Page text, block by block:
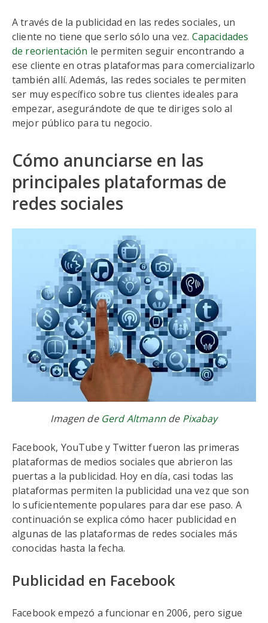
A través de la publicidad en las redes sociales, un
cliente no tiene que serlo sólo una vez. Capacidades
de reorientación le permiten seguir encontrando a
ese cliente en otras plataformas para comercializarlo
también allí. Además, las redes sociales te permiten
ser muy específico sobre tus clientes ideales para
empezar, asegurándote de que te diriges solo al
mejor público para tu negocio.
Cómo anunciarse en las
principales plataformas de
redes sociales
Imagen de Gerd Altmannde Pixabay
Facebook, YouTube y Twitter fueron las primeras
plataformas de medios sociales que abrieron las
puertas a la publicidad. Hoy en día, casi todas las
plataformas permiten la publicidad una vez que son
lo suficientemente populares para dar ese paso. A
continuación se explica cómo hacer publicidad en
algunas de las plataformas de redes sociales más
conocidas hasta la fecha.
Publicidad en Facebook
Facebook empezó a funcionar en 2006, pero sigue